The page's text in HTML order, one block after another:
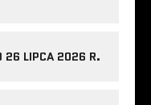
26 LIPCA 2026 R.